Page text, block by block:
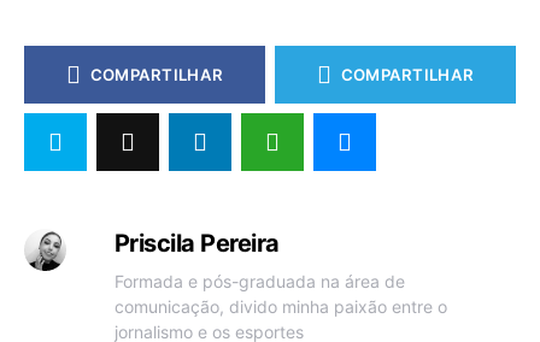
COMPARTILHAR COMPARTILHAR
Priscila Pereira
Formada e pós-graduada na área de
comunicação, divido minha paixão entre o
jornalismo e os esportes